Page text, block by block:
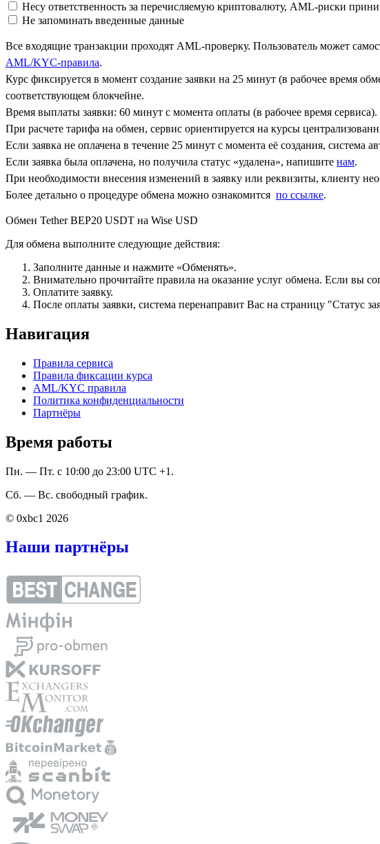
Несу ответственность за перечисляемую криптовалюту, AML-риски
Не запоминать введенные данные
Все входящие транзакции проходят AML-проверку. Пользователь может
AML/KYC-правила.
Курс фиксируется в момент создание заявки на 25 минут (в рабочее время
соответствующем блокчейне.
Время выплаты заявки: 60 минут с момента оплаты (в рабочее время
При расчете тарифа на обмен, сервис ориентируется на курсы
Если заявка не оплачена в течение 25 минут с момента её создания, система
Если заявка была оплачена, но получила статус «удалена», напишите нам.
При необходимости внесения изменений в заявку или реквизиты, клиенту
Более детально о процедуре обмена можно ознакомится по ссылке.
Обмен Tether BEP20 USDT на Wise USD
Для обмена выполните следующие действия:
Заполните данные и нажмите «Обменять».
Внимательно прочитайте правила на оказание услуг обмена. Если вы
Оплатите заявку.
После оплаты заявки, система перенаправит Вас на страницу "Статус
Навигация
Правила сервиса
Правила фиксации курса
AML/KYC правила
Политика конфиденциальности
Партнёры
Время работы
Пн. — Пт. с 10:00 до 23:00 UTC +1.
Сб. — Вс. свободный график.
© 0xbc1 2026
Наши партнёры